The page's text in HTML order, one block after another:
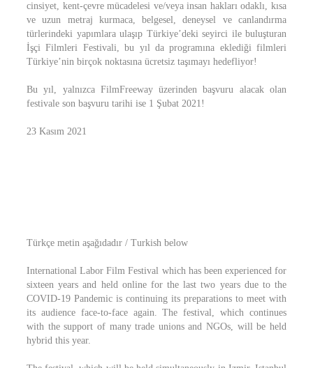
cinsiyet, kent-çevre mücadelesi ve/veya insan hakları odaklı, kısa
ve uzun metraj kurmaca, belgesel, deneysel ve canlandırma
türlerindeki yapımlara ulaşıp Türkiye’deki seyirci ile buluşturan
İşçi Filmleri Festivali, bu yıl da programına eklediği filmleri
Türkiye’nin birçok noktasına ücretsiz taşımayı hedefliyor!
Bu yıl, yalnızca FilmFreeway üzerinden başvuru alacak olan
festivale son başvuru tarihi ise 1 Şubat 2021!
23 Kasım 2021
Türkçe metin aşağıdadır / Turkish below
International Labor Film Festival which has been experienced for
sixteen years and held online for the last two years due to the
COVID-19 Pandemic is continuing its preparations to meet with
its audience face-to-face again. The festival, which continues
with the support of many trade unions and NGOs, will be held
hybrid this year.